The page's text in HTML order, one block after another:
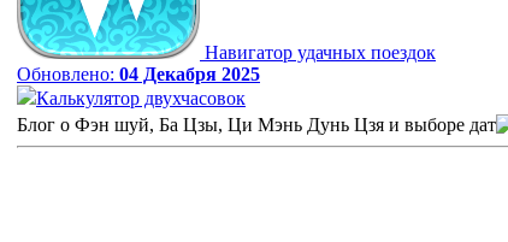
Навигатор удачных поездок
Обновлено: 04 Декабря 2025
Калькулятор двухчасовок
Блог о Фэн шуй, Ба Цзы, Ци Мэнь Дунь Цзя и выборе дат